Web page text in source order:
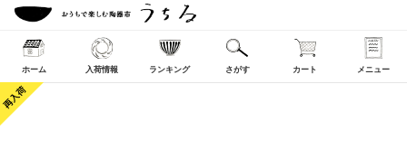
ホーム 入荷情報 ランキング さがす カート メニュー